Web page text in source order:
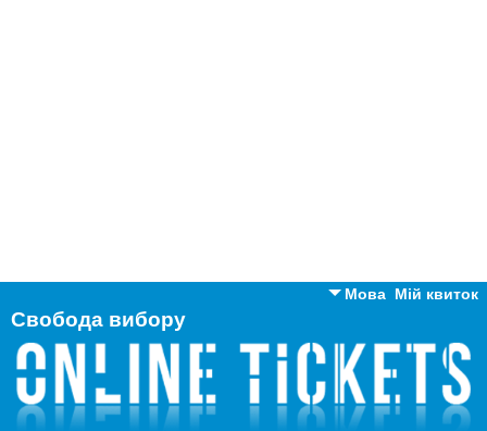
Мій квиток
Мова
Англійська
Російська
Свобода вибору